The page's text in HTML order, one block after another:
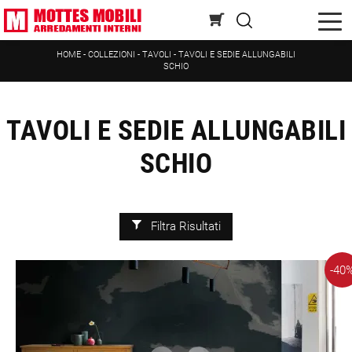
HOME - COLLEZIONI - TAVOLI - TAVOLI E SEDIE ALLUNGABILI
SCHIO
TAVOLI E SEDIE ALLUNGABILI
SCHIO
Filtra Risultati
-